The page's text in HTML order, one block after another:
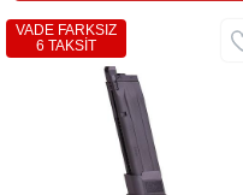
VADE FARKSIZ
6 TAKSİT